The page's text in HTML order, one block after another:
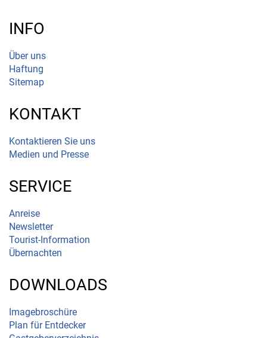
INFO
Über uns
Haftung
Sitemap
KONTAKT
Kontaktieren Sie uns
Medien und Presse
SERVICE
Anreise
Newsletter
Tourist-Information
Übernachten
DOWNLOADS
Imagebroschüre
Plan für Entdecker